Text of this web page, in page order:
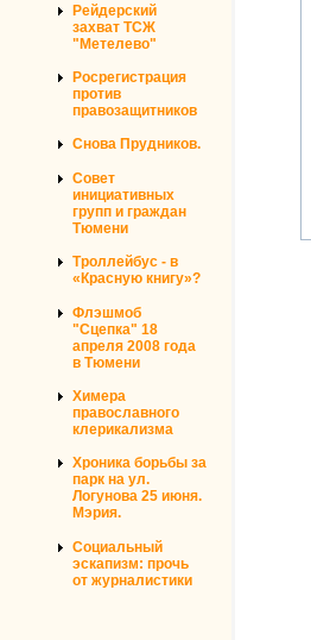
Рейдерский
захват ТСЖ
"Метелево"
Росрегистрация
против
правозащитников
Снова Прудников.
Совет
инициативных
групп и граждан
Тюмени
Троллейбус - в
«Красную книгу»?
Флэшмоб
"Сцепка" 18
апреля 2008 года
в Тюмени
Химера
православного
клерикализма
Хроника борьбы за
парк на ул.
Логунова 25 июня.
Мэрия.
Социальный
эскапизм: прочь
от журналистики